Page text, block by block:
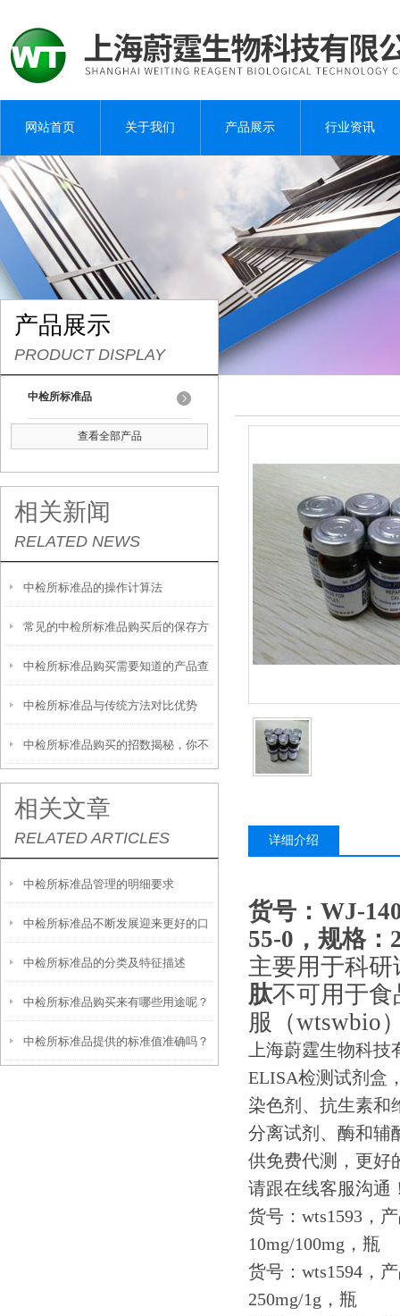
网站首页 关于我们 产品展示 行业资讯
产品展示
PRODUCT DISPLAY
中检所标准品
查看全部产品
相关新闻
RELATED NEWS
中检所标准品的操作计算法
常见的中检所标准品购买后的保存方
法
中检所标准品购买需要知道的产品查
询方法
中检所标准品与传统方法对比优势
中检所标准品购买的招数揭秘，你不
看看？
相关文章
RELATED ARTICLES
中检所标准品管理的明细要求
中检所标准品不断发展迎来更好的口
碑
中检所标准品的分类及特征描述
中检所标准品购买来有哪些用途呢？
值得一看
中检所标准品提供的标准值准确吗？
详细介绍
货号：WJ-
55-0，规格
主要用于科
肽不可用于
服（wtswbio
上海蔚霆生物科
ELISA检测试剂盒
染色剂、抗生素和
分离试剂、酶和辅
供免费代测，更好
请跟在线客服沟通
货号：wts1593，
10mg/100mg，瓶
货号：wts1594，
250mg/1g，瓶